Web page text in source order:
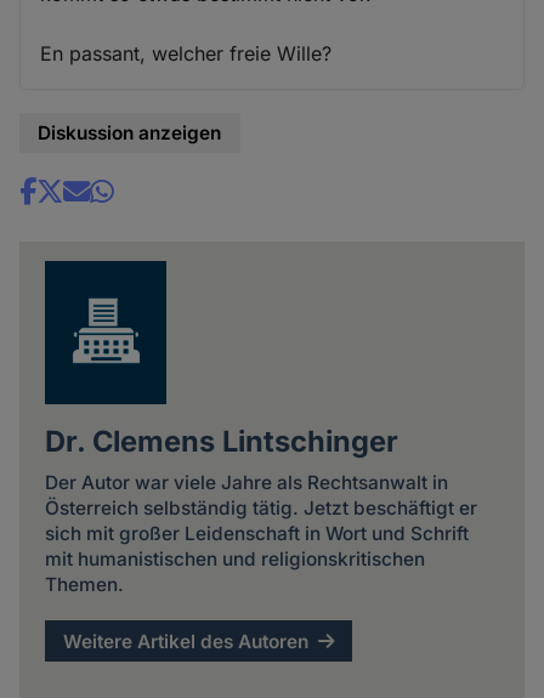
En passant, welcher freie Wille?
Diskussion anzeigen
Share
Dr. Clemens Lintschinger
Der Autor war viele Jahre als Rechtsanwalt in
Österreich selbständig tätig. Jetzt beschäftigt er
sich mit großer Leidenschaft in Wort und Schrift
mit humanistischen und religionskritischen
Themen.
Weitere Artikel des Autoren